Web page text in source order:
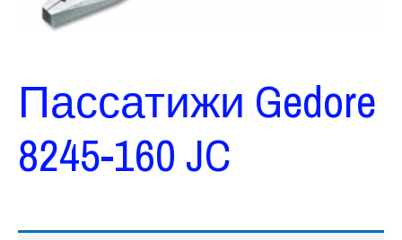
Пассатижи Gedore
8245-160 JC